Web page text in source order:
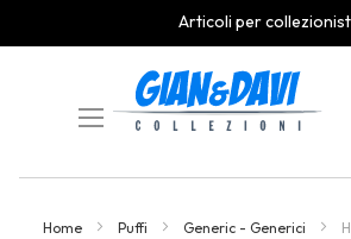
Articoli per
Content
Home Puffi Generic - Generici